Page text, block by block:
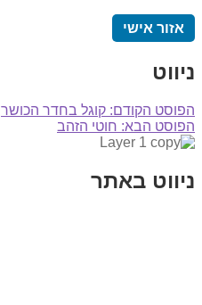
אזור אישי
ניווט
הפוסט הקודם: קוגל בחדר הכושר
הפוסט הבא: חוטי הזהב
ניווט באתר